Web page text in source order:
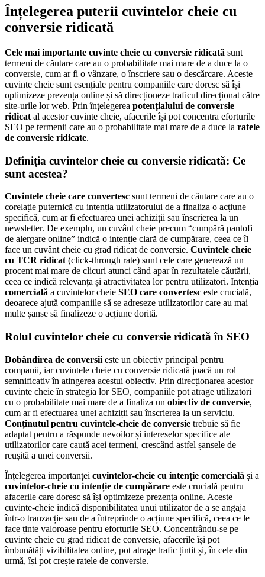
Înțelegerea puterii cuvintelor cheie cu
conversie ridicată
Cele mai importante cuvinte cheie cu conversie ridicată sunt
termeni de căutare care au o probabilitate mai mare de a duce la o
conversie, cum ar fi o vânzare, o înscriere sau o descărcare. Aceste
cuvinte cheie sunt esențiale pentru companiile care doresc să își
optimizeze prezența online și să direcționeze traficul direcționat către
site-urile lor web. Prin înțelegerea potențialului de conversie
ridicat al acestor cuvinte cheie, afacerile își pot concentra eforturile
SEO pe termenii care au o probabilitate mai mare de a duce la ratele
de conversie ridicate.
Definiția cuvintelor cheie cu conversie ridicată: Ce
sunt acestea?
Cuvintele cheie care convertesc sunt termeni de căutare care au o
corelație puternică cu intenția utilizatorului de a finaliza o acțiune
specifică, cum ar fi efectuarea unei achiziții sau înscrierea la un
newsletter. De exemplu, un cuvânt cheie precum “cumpără pantofi
de alergare online” indică o intenție clară de cumpărare, ceea ce îl
face un cuvânt cheie cu grad ridicat de conversie. Cuvintele cheie
cu TCR ridicat(click-through rate) sunt cele care generează un
procent mai mare de clicuri atunci când apar în rezultatele căutării,
ceea ce indică relevanța și atractivitatea lor pentru utilizatori. Intenția
comercială a cuvintelor cheie SEO care convertesc este crucială,
deoarece ajută companiile să se adreseze utilizatorilor care au mai
multe șanse să finalizeze o acțiune dorită.
Rolul cuvintelor cheie cu conversie ridicată în SEO
Dobândirea de conversii este un obiectiv principal pentru
companii, iar cuvintele cheie cu conversie ridicată joacă un rol
semnificativ în atingerea acestui obiectiv. Prin direcționarea acestor
cuvinte cheie în strategia lor SEO, companiile pot atrage utilizatori
cu o probabilitate mai mare de a finaliza un obiectiv de conversie,
cum ar fi efectuarea unei achiziții sau înscrierea la un serviciu.
Conținutul pentru cuvintele-cheie de conversie trebuie să fie
adaptat pentru a răspunde nevoilor și intereselor specifice ale
utilizatorilor care caută acei termeni, crescând astfel șansele de
reușită a unei conversii.
Înțelegerea importanței cuvintelor-cheie cu intenție comercială și a
cuvintelor-cheie cu intenție de cumpărare este crucială pentru
afacerile care doresc să își optimizeze prezența online. Aceste
cuvinte-cheie indică disponibilitatea unui utilizator de a se angaja
într-o tranzacție sau de a întreprinde o acțiune specifică, ceea ce le
face ținte valoroase pentru eforturile SEO. Concentrându-se pe
cuvinte cheie cu grad ridicat de conversie, afacerile își pot
îmbunătăți vizibilitatea online, pot atrage trafic țintit și, în cele din
urmă, își pot crește ratele de conversie.